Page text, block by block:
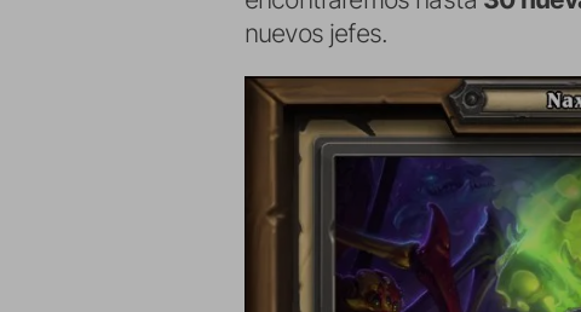
nuevos jefes.